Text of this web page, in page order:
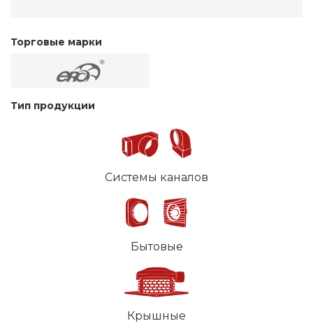
Торговые марки
Тип продукции
Системы каналов
Бытовые
Крышные